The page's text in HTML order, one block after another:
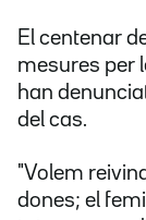
El centenar
mesures per
han
del cas.
"Volem
dones; el